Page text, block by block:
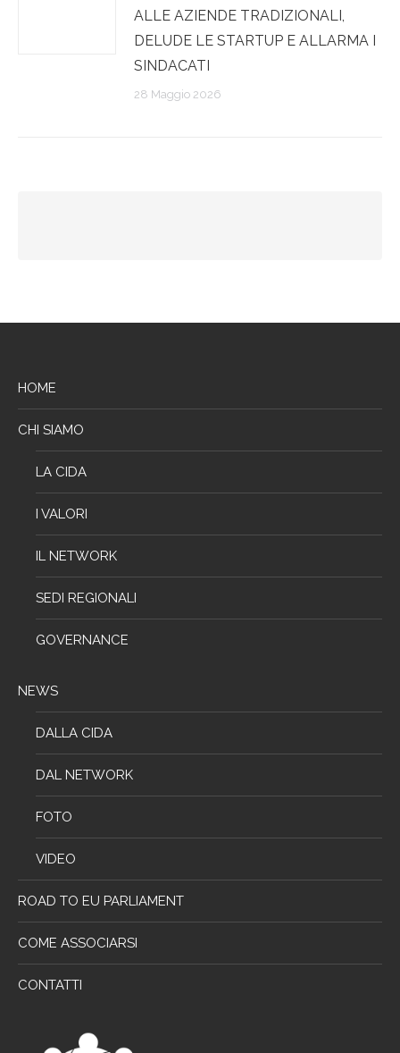
ALLE AZIENDE TRADIZIONALI,
DELUDE LE STARTUP E ALLARMA I
SINDACATI
28 Maggio 2026
HOME
CHI SIAMO
LA CIDA
I VALORI
IL NETWORK
SEDI REGIONALI
GOVERNANCE
NEWS
DALLA CIDA
DAL NETWORK
FOTO
VIDEO
ROAD TO EU PARLIAMENT
COME ASSOCIARSI
CONTATTI